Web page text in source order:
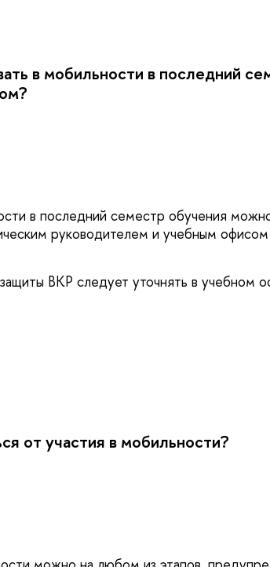
в мобильности в последний
в последний семестр обучения
руководителем и учебным офисом
ВКР следует уточнять в учебном
от участия в мобильности?